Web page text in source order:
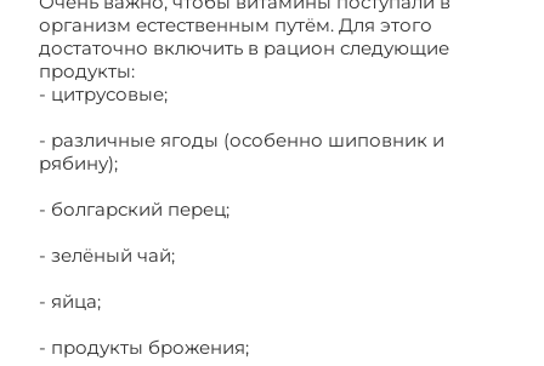
организм естественным путём. Для этого
достаточно включить в рацион следующие
продукты:
- цитрусовые;
- различные ягоды (особенно шиповник и
рябину);
- болгарский перец;
- зелёный чай;
- яйца;
- продукты брожения;